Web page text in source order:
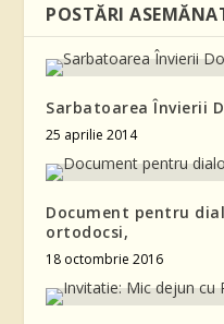
POSTĂRI
Sarbatoarea Învierii
25 aprilie 2014
Document pentru
ortodocsi,
18 octombrie 2016